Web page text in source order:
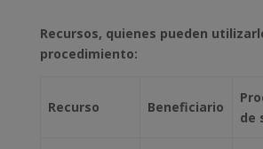
Recursos, quienes pueden
procedimiento:
Recurso Beneficiario
de